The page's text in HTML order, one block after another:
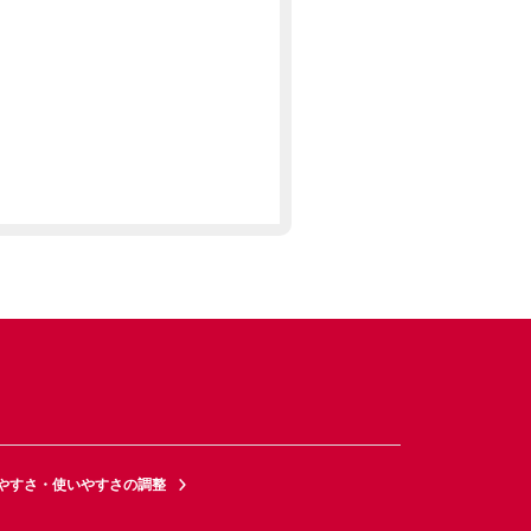
すさ・使いやすさの調整